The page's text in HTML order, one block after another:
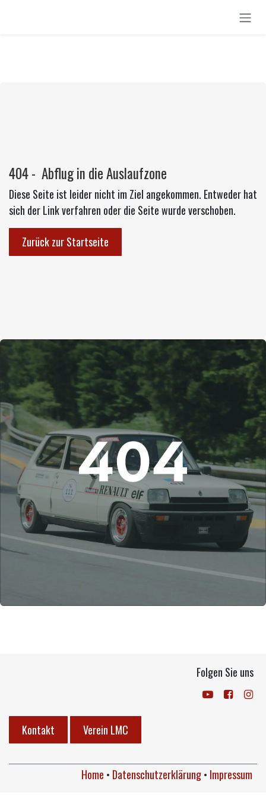
404 - Abflug in die Auslaufzone
Diese Seite ist leider nicht im Ziel angekommen. Entweder hat
sich der Link verfahren oder die Seite wurde verschoben.
Zurück zur Startseite
Folgen Sie uns
Kontakt Verein LMC
Home • Datenschutzerklärung• Impressum